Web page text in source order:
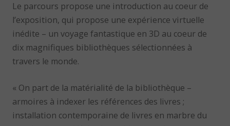
Le parcours propose une introduction au coeur de
l’exposition, qui propose une expérience virtuelle
inédite – un voyage fantastique en 3D au coeur de
dix magnifiques bibliothèques sélectionnées à
travers le monde.
« On part de la matérialité de la bibliothèque –
armoires à indexer les références des livres ;
installation contemporaine de livres en marbre du